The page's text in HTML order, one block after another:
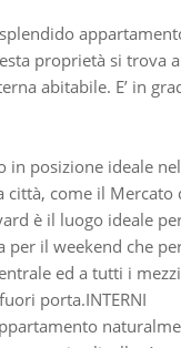
proprietà si trova
abitabile. E’ in
in posizione ideale
come il
è il luogo ideale
per il weekend che
ed a tutti i
porta.INTERNI